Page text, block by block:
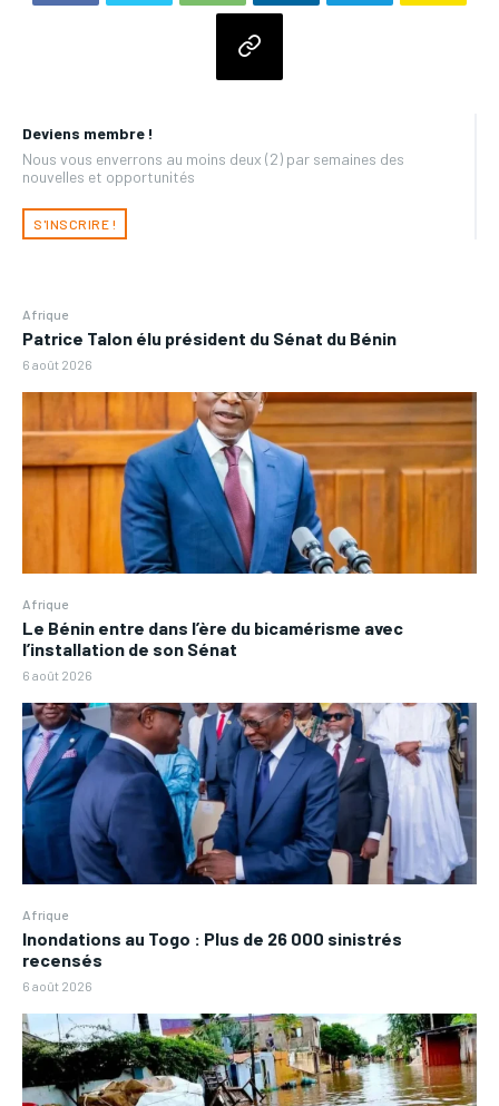
Deviens membre !
Nous vous enverrons au moins deux (2) par semaines des
nouvelles et opportunités
S'INSCRIRE !
Afrique
Patrice Talon élu président du Sénat du Bénin
6 août 2026
Afrique
Le Bénin entre dans l’ère du bicamérisme avec
l’installation de son Sénat
6 août 2026
Afrique
Inondations au Togo : Plus de 26 000 sinistrés
recensés
6 août 2026